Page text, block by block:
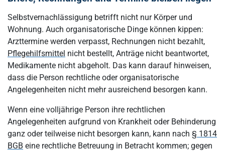
Selbstvernachlässigung betrifft nicht nur Körper und
Wohnung. Auch organisatorische Dinge können kippen:
Arzttermine werden verpasst, Rechnungen nicht bezahlt,
Pflegehilfsmittel nicht bestellt, Anträge nicht beantwortet,
Medikamente nicht abgeholt. Das kann darauf hinweisen,
dass die Person rechtliche oder organisatorische
Angelegenheiten nicht mehr ausreichend besorgen kann.
Wenn eine volljährige Person ihre rechtlichen
Angelegenheiten aufgrund von Krankheit oder Behinderung
ganz oder teilweise nicht besorgen kann, kann nach § 1814
BGB eine rechtliche Betreuung in Betracht kommen; gegen